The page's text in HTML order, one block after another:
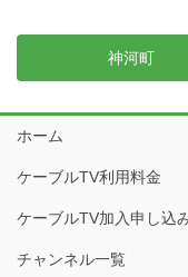
神河町
ホーム
ケーブルTV利用料金
ケーブルTV加入申し込
チャンネル一覧